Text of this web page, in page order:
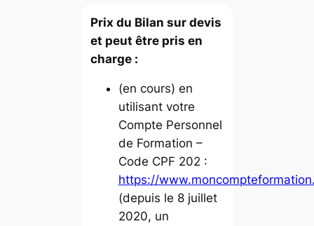
Prix du Bilan sur devis
et peut être pris en
charge :
(en cours) en
utilisant votre
Compte Personnel
de Formation –
Code CPF 202 :
https://
(depuis le 8 juillet
2020, un